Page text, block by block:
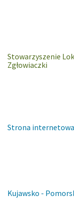
Stowarzyszenie
Zgłowiaczki
Strona internetowa
Kujawsko -